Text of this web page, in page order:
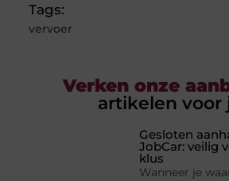
Tags:
vervoer
Verken onze
artikelen voor
Gesloten
JobCar: veilig
klus
Wanneer je